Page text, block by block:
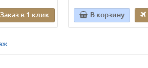
Заказ в 1 клик В корзину